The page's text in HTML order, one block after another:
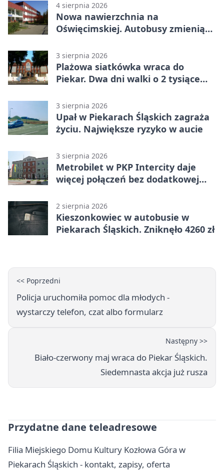
4 sierpnia 2026
Nowa nawierzchnia na
Oświęcimskiej. Autobusy zmienią
3 sierpnia 2026
Plażowa siatkówka wraca do
Piekar. Dwa dni walki o 2 tysiące
3 sierpnia 2026
Upał w Piekarach Śląskich zagraża
życiu. Największe ryzyko w aucie
3 sierpnia 2026
Metrobilet w PKP Intercity daje
więcej połączeń bez dodatkowej
2 sierpnia 2026
Kieszonkowiec w autobusie w
Piekarach Śląskich. Zniknęło 4260 zł
<< Poprzedni
Policja uruchomiła pomoc dla młodych -
wystarczy telefon, czat albo formularz
Następny >>
Biało-czerwony maj wraca do Piekar Śląskich.
Siedemnasta akcja już rusza
Przydatne dane teleadresowe
Filia Miejskiego Domu Kultury Kozłowa Góra w
Piekarach Śląskich - kontakt, zapisy, oferta